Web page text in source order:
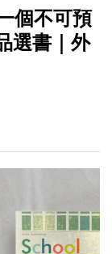
個不可預
選書｜外